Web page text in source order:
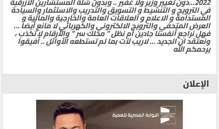
في الترويج و التنشيط و التسويق والتدريب والاستثمار والسياحة
المستدامة و الاعلام و العلاقات العامة والخارجية والمالية و
العرض المتحفي والترويج الالكتروني والكهربائي لا مانع أيضا …
فهل نراجع أنفسنا جادين أم نظل ” محلك سر ” والأرقام لا تكذب ،
ونعتقد ان الجديد … لاريب لآت بما لم تستطعه الأوائل .. أفيقوا
يرحمكم الله
الإعلان